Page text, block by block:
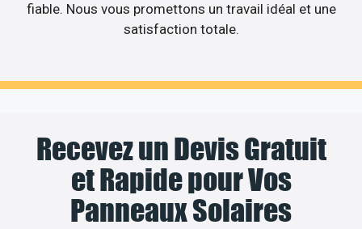
fiable. Nous vous promettons un travail idéal et une
satisfaction totale.
Recevez un Devis Gratuit
et Rapide pour Vos
Panneaux Solaires